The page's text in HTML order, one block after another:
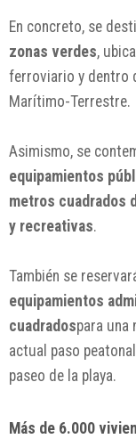
En concreto, se
zonas verdes,
ferroviario y dentro
Marítimo-Terrestre.
Asimismo, se
equipamientos
metros cuadrados
y recreativas.
También se
equipamientos
cuadradospara una
actual paso
paseo de la playa.
Más de 6.000